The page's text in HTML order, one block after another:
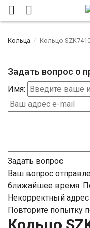
Кольца Кольцо
Задать вопрос о
Имя:
Задать вопрос
Ваш вопрос
ближайшее время.
Некорректный адрес
Повторите попытку